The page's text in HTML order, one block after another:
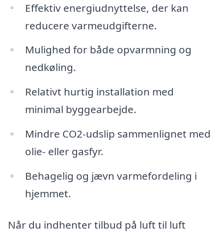
Effektiv energiudnyttelse, der kan
reducere varmeudgifterne.
Mulighed for både opvarmning og
nedkøling.
Relativt hurtig installation med
minimal byggearbejde.
Mindre CO2-udslip sammenlignet med
olie- eller gasfyr.
Behagelig og jævn varmefordeling i
hjemmet.
Når du indhenter tilbud på luft til luft